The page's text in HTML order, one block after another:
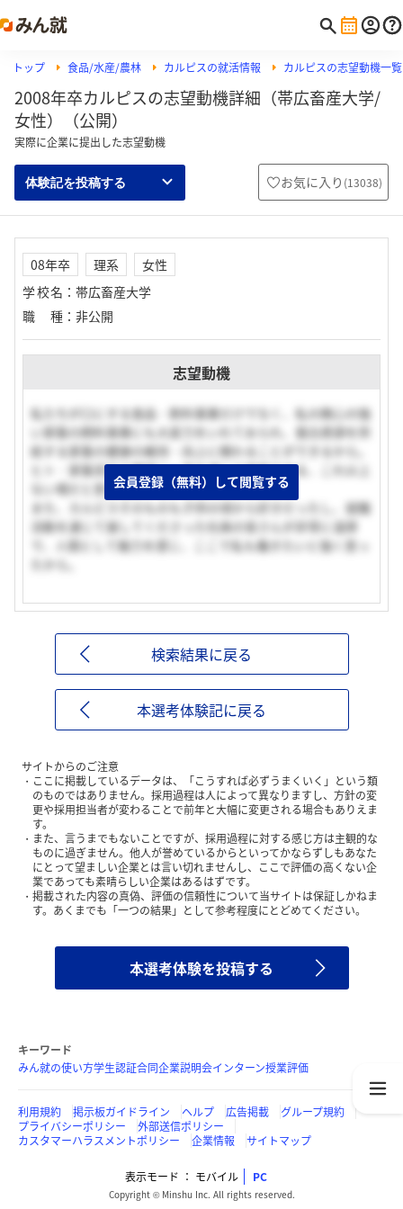
トップ 食品/水産/農林 カルピスの就活情報 カルピスの志望動機一覧
2008年卒カルピスの志望動機詳細（帯広畜産大学/
女性）（公開）
実際に企業に提出した志望動機
体験記を投稿する お気に入り (13038)
08年卒 理系
女性
学校名 ： 帯広畜産大学
職種 ： 非公開
志望動機
私たちが口にする食品・飲料事業だけでなく、私の関心の強
い家畜の飼料事業にも大変力をいれておられ、蛋白資源を供
給する家畜の健康の維持・向上に関わることができるから。
ヒト・家畜双方の健康に、食を通じて貢献できる、これ以上
ない場だと思った。
また、カルピスそのものも子供の頃から好きだったし、就職
活動を通じて接してくださった社員の皆さんが非常に温厚
で、人間として魅力を感じ、ここで私も働きたいと強く思っ
たから。
会員登録（無料）して閲覧する
検索結果に戻る
本選考体験記に戻る
サイトからのご注意
ここに掲載しているデータは、「こうすれば必ずうまくいく」という類
のものではありません。採用過程は人によって異なりますし、方針の変
更や採用担当者が変わることで前年と大幅に変更される場合もありえま
す。
また、言うまでもないことですが、採用過程に対する感じ方は主観的な
ものに過ぎません。他人が誉めているからといってかならずしもあなた
にとって望ましい企業とは言い切れませんし、ここで評価の高くない企
業であっても素晴らしい企業はあるはずです。
掲載された内容の真偽、評価の信頼性について当サイトは保証しかねま
す。あくまでも「一つの結果」として参考程度にとどめてください。
本選考体験を投稿する
キーワード
みん就の使い方学生認証合同企業説明会インターン授業評価
利用規約 掲示板ガイドライン ヘルプ 広告掲載
グループ規約
プライバシーポリシー
外部送信ポリシー
カスタマーハラスメントポリシー
企業情報 サイトマップ
表示モード モバイル PC
Copyright © Minshu Inc. All rights reserved.